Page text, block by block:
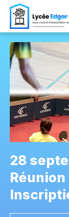
28
Réunion